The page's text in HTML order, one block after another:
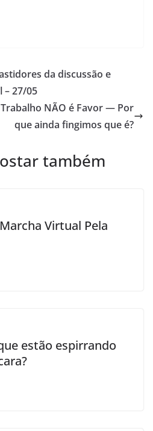
da discussão e
27/05
NÃO é Favor — Por
que ainda fingimos que é?
também
Virtual Pela
estão espirrando